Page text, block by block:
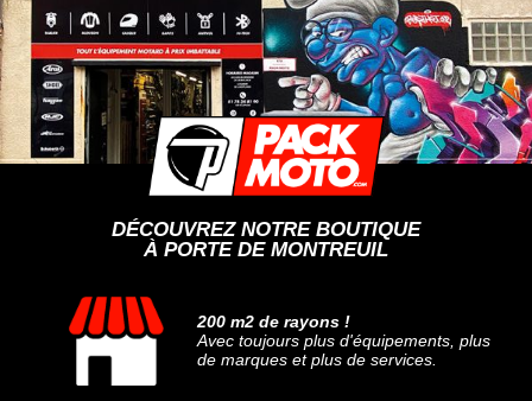
DÉCOUVREZ NOTRE BOUTIQUE
À PORTE DE MONTREUIL
200 m2 de rayons !
Avec toujours plus d'équipements, plus
de marques et plus de services.